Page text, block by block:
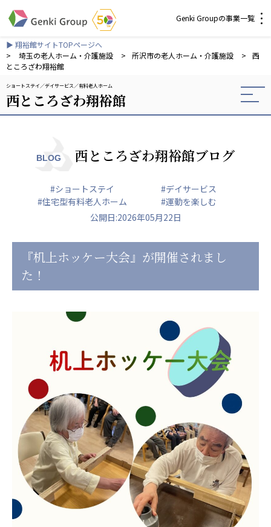
Genki Groupの事業一覧
介護・福祉
社会福祉法人 元気村グループ
社会福祉法人元気村
社会福祉法人長寿の森
株式会社 サンガジャパン
株式会社日本遮蔽技研
株式会社Genkiリレーションズ
一般社団法人 日本高齢者福祉協会
日本高齢者福祉協会
爽やかな風 中部エリア
鷹揚館
社会福祉法人 共生会
特別養護老人ホーム 共生の家
株式会社 アジアメデカ元気事業団
アジアメデカ元気事業団
株式会社 爽やかな風九州
爽やかな風九州
株式会社 七星
七星
社会福祉法人 福ふく
福ふく
株式会社 せきれい
せきれい
▶ 翔裕館サイトTOPページへ
>
埼玉の老人ホーム・介護施設 > 所沢市の老人ホーム・介護施設 >
西
ところざわ翔裕館
ショートステイ デイサービス 有料老人ホーム
西ところざわ翔裕館
BLOG 西ところざわ翔裕館ブログ
#ショートステイ
#デイサービス
#住宅型有料老人ホーム
#運動を楽しむ
公開日:2026年05月22日
『机上ホッケー大会』が開催されまし
た！